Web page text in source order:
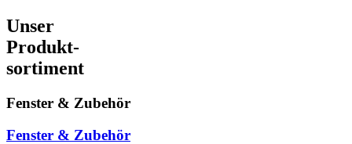
Unser
Produkt-
sortiment
Fenster & Zubehör
Fenster & Zubehör